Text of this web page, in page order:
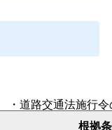
根拠
・道路交通法施行